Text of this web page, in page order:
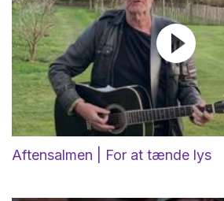
Aftensalmen | For at tænde lys